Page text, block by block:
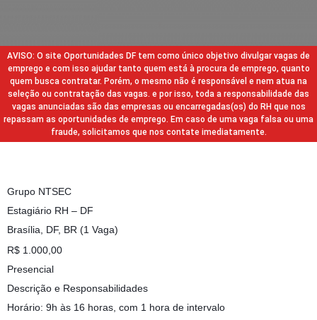
AVISO: O site Oportunidades DF tem como único objetivo divulgar vagas de
emprego e com isso ajudar tanto quem está à procura de emprego, quanto
quem busca contratar. Porém, o mesmo não é responsável e nem atua na
seleção ou contratação das vagas. e por isso, toda a responsabilidade das
vagas anunciadas são das empresas ou encarregadas(os) do RH que nos
repassam as oportunidades de emprego. Em caso de uma vaga falsa ou uma
fraude, solicitamos que nos contate imediatamente.
Grupo NTSEC
Estagiário RH – DF
Brasília, DF, BR (1 Vaga)
R$ 1.000,00
Presencial
Descrição e Responsabilidades
Horário: 9h às 16 horas, com 1 hora de intervalo